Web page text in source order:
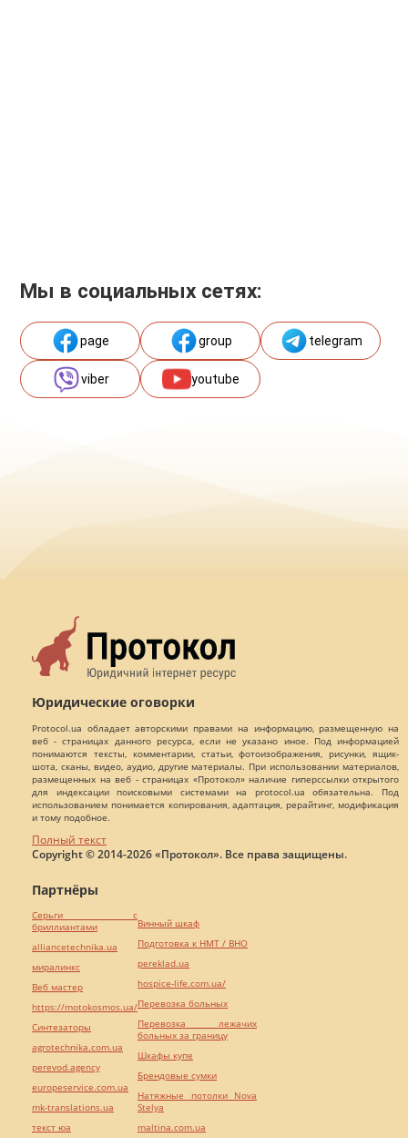
Мы в социальных сетях:
page group telegram
viber youtube
Юридические оговорки
Protocol.ua обладает авторскими правами на информацию, размещенную на
веб - страницах данного ресурса, если не указано иное. Под информацией
понимаются тексты, комментарии, статьи, фотоизображения, рисунки, ящик-
шота, сканы, видео, аудио, другие материалы. При использовании материалов,
размещенных на веб - страницах «Протокол» наличие гиперссылки открытого
для индексации поисковыми системами на protocol.ua обязательна. Под
использованием понимается копирования, адаптация, рерайтинг, модификация
и тому подобное.
Полный текст
Copyright © 2014-2026 «Протокол». Все права защищены.
Партнёры
Серьги с
бриллиантами
alliancetechnika.ua
миралинкс
Веб мастер
https://motokosmos.ua/
Синтезаторы
agrotechnika.com.ua
perevod.agency
europeservice.com.ua
mk-translations.ua
текст юа
Винный шкаф
Подготовка к НМТ / ВНО
pereklad.ua
hospice-life.com.ua/
Перевозка больных
Перевозка лежачих
больных за границу
Шкафы купе
Брендовые сумки
Натяжные потолки Nova
Stelya
maltina.com.ua